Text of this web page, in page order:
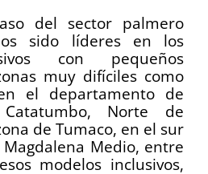
del sector palmero
sido líderes en los
con pequeños
muy difíciles como
el departamento de
Norte de
de Tumaco, en el sur
Medio, entre
modelos inclusivos,